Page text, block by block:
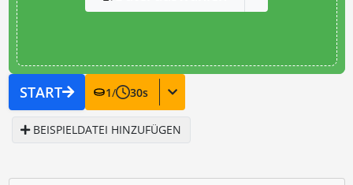
START 1/ 30s
BEISPIELDATEI HINZUFÜGEN